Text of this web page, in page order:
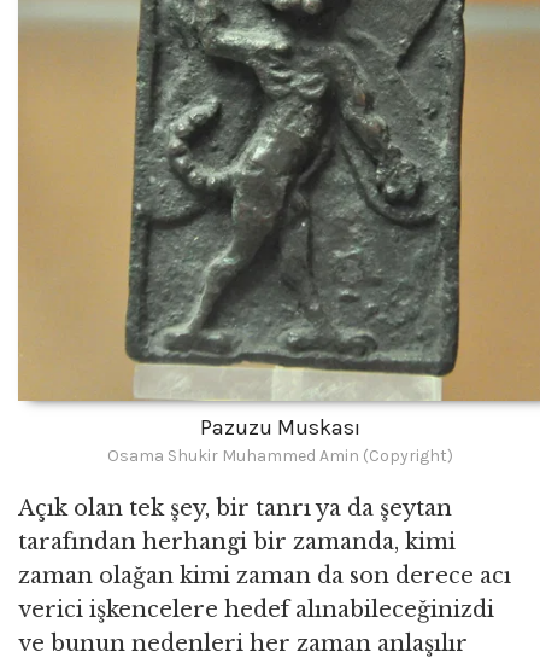
Pazuzu Muskası
Osama Shukir Muhammed Amin (Copyright)
Açık olan tek şey, bir tanrı ya da şeytan
tarafından herhangi bir zamanda, kimi
zaman olağan kimi zaman da son derece acı
verici işkencelere hedef alınabileceğinizdi
ve bunun nedenleri her zaman anlaşılır